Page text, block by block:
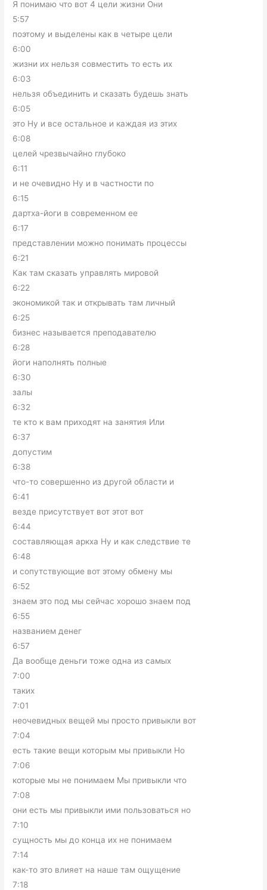
Я понимаю что вот 4 цели жизни Они
5:57
поэтому и выделены как в четыре цели
6:00
жизни их нельзя совместить то есть их
6:03
нельзя объединить и сказать будешь знать
6:05
это Ну и все остальное и каждая из этих
6:08
целей чрезвычайно глубоко
6:11
и не очевидно Ну и в частности по
6:15
дартха-йоги в современном ее
6:17
представлении можно понимать процессы
6:21
Как там сказать управлять мировой
6:22
экономикой так и открывать там личный
6:25
бизнес называется преподавателю
6:28
йоги наполнять полные
6:30
залы
6:32
те кто к вам приходят на занятия Или
6:37
допустим
6:38
что-то совершенно из другой области и
6:41
везде присутствует вот этот вот
6:44
составляющая аркха Ну и как следствие те
6:48
и сопутствующие вот этому обмену мы
6:52
знаем это под мы сейчас хорошо знаем под
6:55
названием денег
6:57
Да вообще деньги тоже одна из самых
7:00
таких
7:01
неочевидных вещей мы просто привыкли вот
7:04
есть такие вещи которым мы привыкли Но
7:06
которые мы не понимаем Мы привыкли что
7:08
они есть мы привыкли ими пользоваться но
7:10
сущность мы до конца их не понимаем
7:14
как-то это влияет на наше там ощущение
7:18